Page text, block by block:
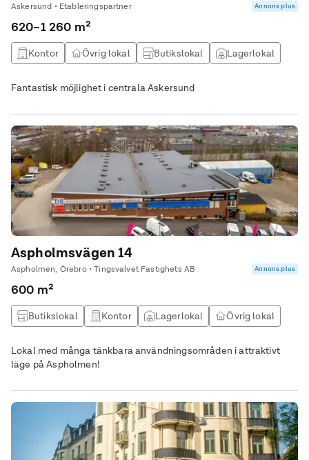
Askersund • Etableringspartner Annons plus
620–1 260 m²
Kontor Övrig lokal Butikslokal Lagerlokal
Fantastisk möjlighet i centrala Askersund
Aspholmsvägen 14
Aspholmen, Örebro • Tingsvalvet Fastighets AB Annons plus
600 m²
Butikslokal Kontor Lagerlokal Övrig lokal
Lokal med många tänkbara användningsområden i attraktivt
läge på Aspholmen!